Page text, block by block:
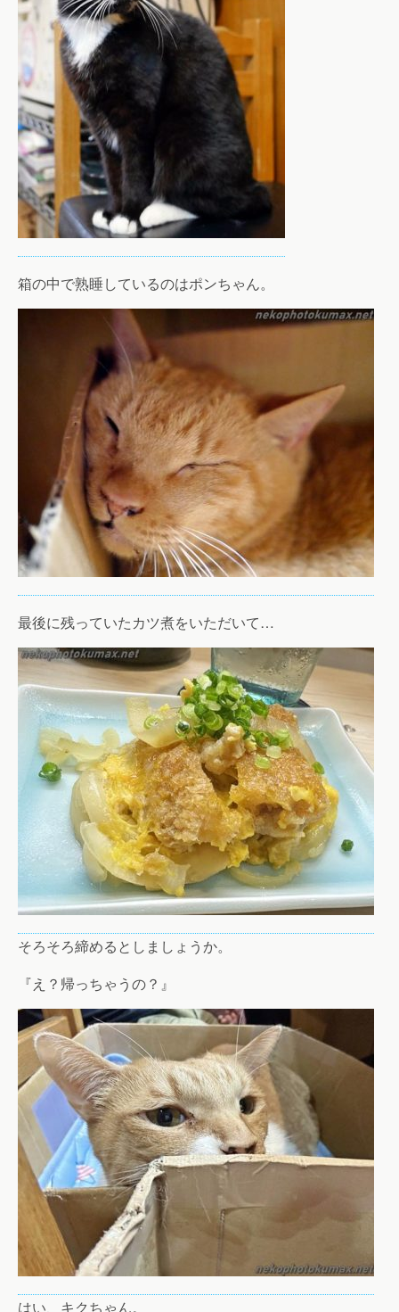
箱の中で熟睡しているのはポンちゃん。
最後に残っていたカツ煮をいただいて…
そろそろ締めるとしましょうか。
『え？帰っちゃうの？』
はい、キクちゃん。